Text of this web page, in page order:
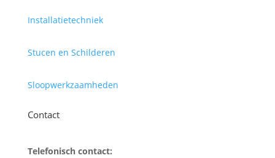
Installatietechniek
Stucen en Schilderen
Sloopwerkzaamheden
Contact
Telefonisch contact: